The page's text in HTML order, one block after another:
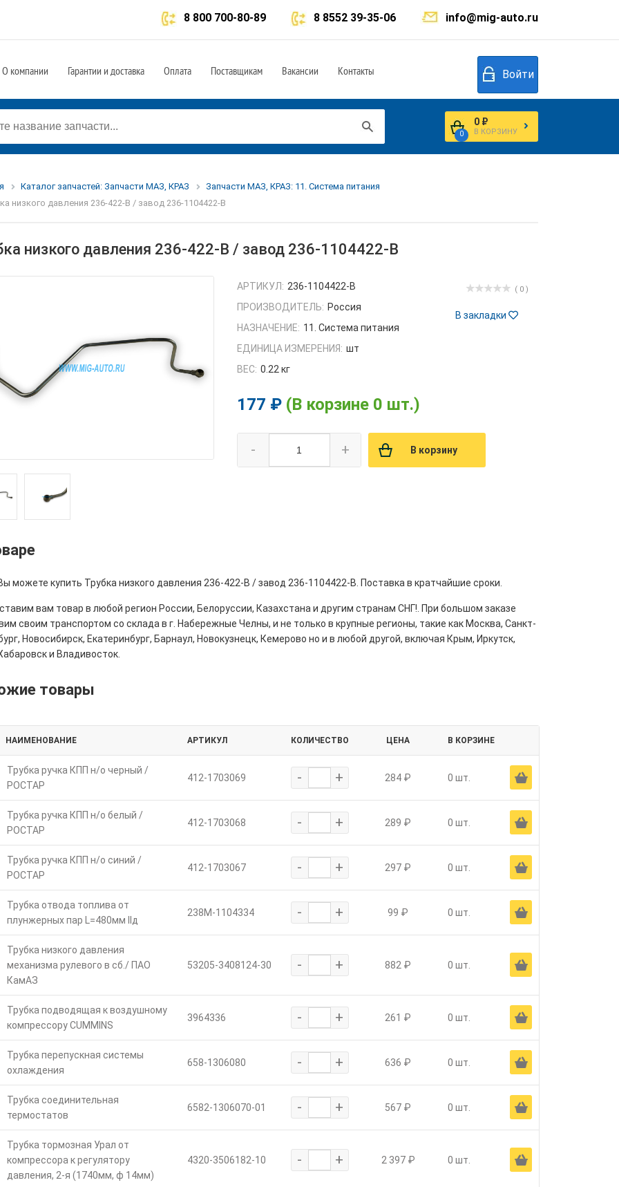
info@mig-auto.ru
8 8552 39-35-06
8 800 700-80-89
О компании Гарантии и доставка Оплата Поставщикам Вакансии Контакты Войти
0
0 ₽
В КОРЗИНУ
Каталог запчастей: Запчасти МАЗ, КРАЗ
Запчасти МАЗ, КРАЗ: 11. Система питания
низкого давления 236-422-В / завод 236-1104422-В
низкого давления 236-422-В / завод 236-1104422-В
( 0 )
В закладки
АРТИКУЛ: 236-1104422-В
ПРОИЗВОДИТЕЛЬ: Россия
НАЗНАЧЕНИЕ: 11. Система питания
ЕДИНИЦА ИЗМЕРЕНИЯ: шт
ВЕС: 0.22 кг
177 ₽ (В корзине 0 шт.)
- + В корзину
можете купить Трубка низкого давления 236-422-В / завод 236-1104422-В. Поставка в кратчайшие сроки.
вам товар в любой регион России, Белоруссии, Казахстана и другим странам СНГ!. При большом заказе
своим транспортом со склада в г. Набережные Челны, и не только в крупные регионы, такие как Москва, Санкт-
Новосибирск, Екатеринбург, Барнаул, Новокузнецк, Кемерово но и в любой другой, включая Крым, Иркутск,
и Владивосток.
товары
НАИМЕНОВАНИЕ АРТИКУЛ КОЛИЧЕСТВО ЦЕНА В КОРЗИНЕ
Трубка ручка КПП н/о черный /
РОСТАР
412-1703069 - + 284 ₽ 0 шт. Ä
Трубка ручка КПП н/о белый /
РОСТАР
412-1703068 - + 289 ₽ 0 шт. Ä
Трубка ручка КПП н/о синий /
РОСТАР
412-1703067 - + 297 ₽ 0 шт. Ä
Трубка отвода топлива от
плунжерных пар L=480мм IIд
238М-1104334 - + 99 ₽ 0 шт. Ä
Трубка низкого давления
механизма рулевого в сб./ ПАО
КамАЗ
53205-3408124-30 - + 882 ₽ 0 шт. Ä
Трубка подводящая к воздушному
компрессору CUMMINS
3964336 - + 261 ₽ 0 шт. Ä
Трубка перепускная системы
охлаждения
658-1306080 - + 636 ₽ 0 шт. Ä
Трубка соединительная
термостатов
6582-1306070-01 - + 567 ₽ 0 шт. Ä
Трубка тормозная Урал от
компрессора к регулятору
давления, 2-я (1740мм, ф 14мм)
4320-3506182-10 - + 2 397 ₽ 0 шт. Ä